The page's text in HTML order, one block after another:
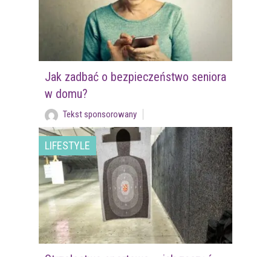
Jak zadbać o bezpieczeństwo seniora
w domu?
Tekst sponsorowany
LIFESTYLE